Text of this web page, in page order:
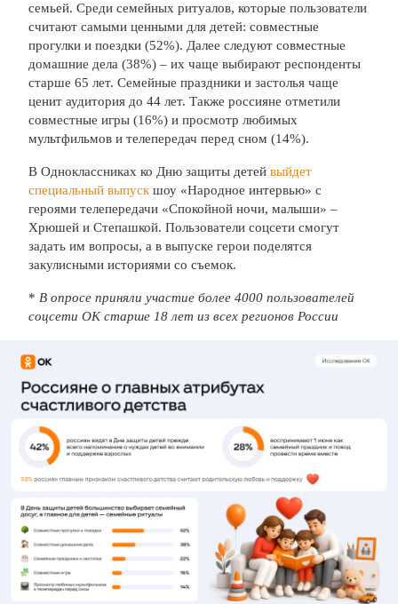
семьей. Среди семейных ритуалов, которые пользователи
считают самыми ценными для детей: совместные
прогулки и поездки (52%). Далее следуют совместные
домашние дела (38%) – их чаще выбирают респонденты
старше 65 лет. Семейные праздники и застолья чаще
ценит аудитория до 44 лет. Также россияне отметили
совместные игры (16%) и просмотр любимых
мультфильмов и телепередач перед сном (14%).
В Одноклассниках ко Дню защиты детей выйдет
специальный выпускшоу «Народное интервью» с
героями телепередачи «Спокойной ночи, малыши» –
Хрюшей и Степашкой. Пользователи соцсети смогут
задать им вопросы, а в выпуске герои поделятся
закулисными историями со съемок.
* В опросе приняли участие более 4000 пользователей
соцсети ОК старше 18 лет из всех регионов России